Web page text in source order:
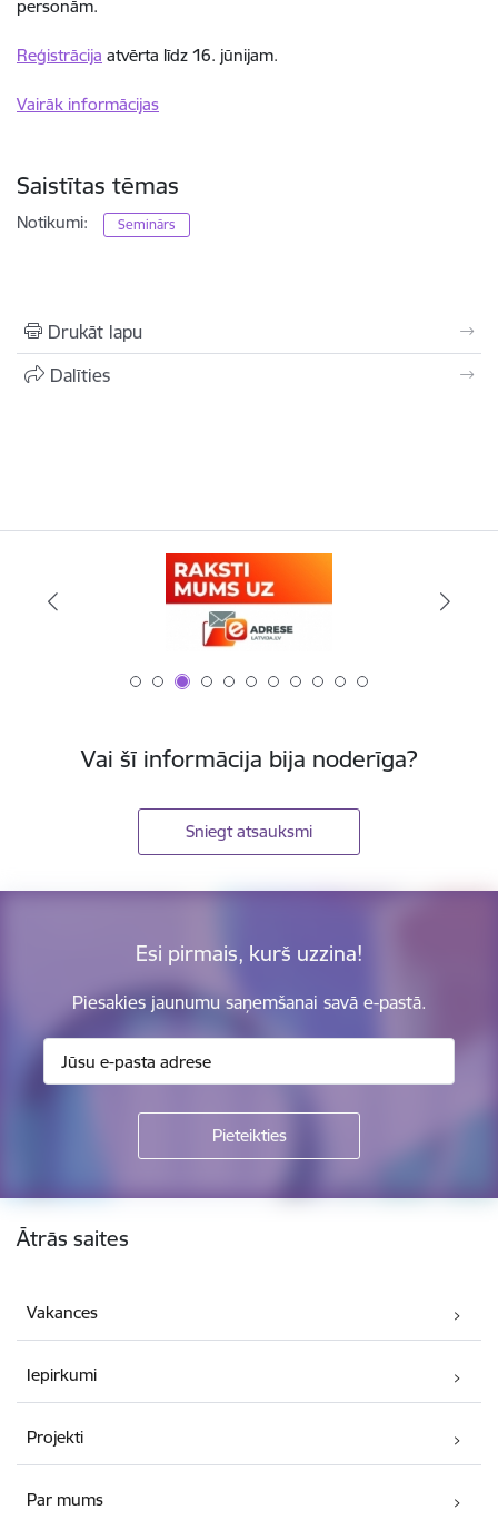
personām.
Reģistrācija atvērta līdz 16. jūnijam.
Vairāk informācijas
Saistītas tēmas
Notikumi: Seminārs
Drukāt lapu
Dalīties
Vai šī informācija bija noderīga?
Sniegt atsauksmi
Esi pirmais, kurš uzzina!
Piesakies jaunumu saņemšanai savā e-pastā.
Kājene
Ātrās saites
Vakances
Iepirkumi
Projekti
Par mums